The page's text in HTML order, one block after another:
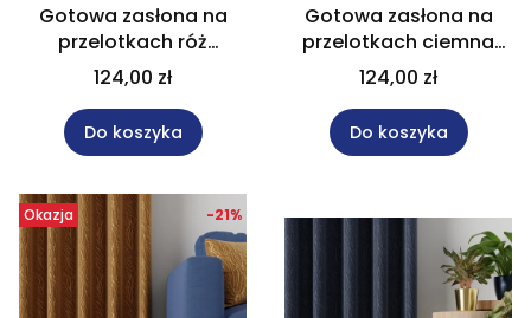
Gotowa zasłona na
przelotkach róż
pudrowy rozmiar
140x250 cm MAG671
124,00 zł
Do koszyka
Gotowa zasłona na
przelotkach ciemna
zielona rozmiar 140x250
cm MAG671
124,00 zł
Do koszyka
Okazja -21%